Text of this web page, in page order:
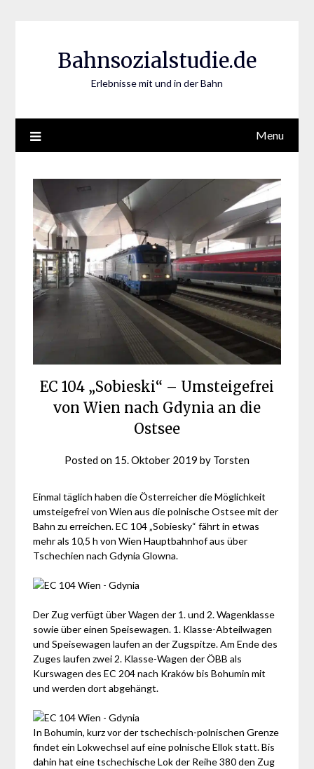
Bahnsozialstudie.de
Erlebnisse mit und in der Bahn
Menu
EC 104 „Sobieski“ – Umsteigefrei
von Wien nach Gdynia an die
Ostsee
Posted on 15. Oktober 2019 by Torsten
Einmal täglich haben die Österreicher die Möglichkeit
umsteigefrei von Wien aus die polnische Ostsee mit der
Bahn zu erreichen. EC 104 „Sobiesky“ fährt in etwas
mehr als 10,5 h von Wien Hauptbahnhof aus über
Tschechien nach Gdynia Glowna.
Der Zug verfügt über Wagen der 1. und 2. Wagenklasse
sowie über einen Speisewagen. 1. Klasse-Abteilwagen
und Speisewagen laufen an der Zugspitze. Am Ende des
Zuges laufen zwei 2. Klasse-Wagen der ÖBB als
Kurswagen des EC 204 nach Kraków bis Bohumin mit
und werden dort abgehängt.
In Bohumin, kurz vor der tschechisch-polnischen Grenze
findet ein Lokwechsel auf eine polnische Ellok statt. Bis
dahin hat eine tschechische Lok der Reihe 380 den Zug